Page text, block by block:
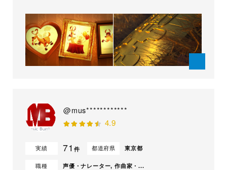
creating impactful animation content
for over...
@mus************
4.9
実績 71 件 都道府県 東京都
職種 声優・ナレーター, 作曲家・...